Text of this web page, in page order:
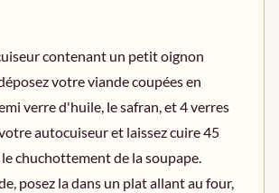
contenant un petit oignon
votre viande coupées en
verre d'huile, le safran, et 4 verres
autocuiseur et laissez cuire 45
chuchottement de la soupape.
posez la dans un plat allant au four,